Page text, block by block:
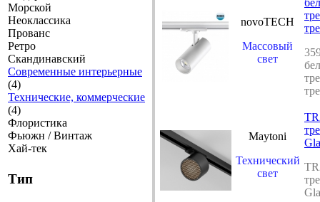
Морской
Неоклассика
Прованс
Ретро
Скандинавский
Современные интерьерные
(4)
Технические, коммерческие
(4)
Флористика
Фьюжн / Винтаж
Хай-тек
Тип
novoTECH
Массовый
свет
Maytoni
Технический
свет